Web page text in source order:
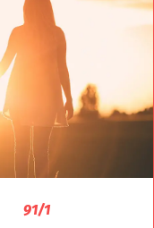
91/1